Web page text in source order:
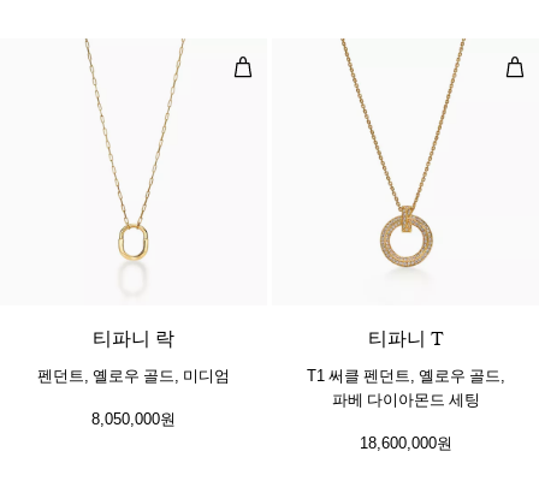
펜던트, 옐로우 골드, 미디엄
3 소재
티파니 락
펜던트, 옐로우 골드, 미디엄
8,050,000원
T1
티파니 T
T1 써클 펜던트, 옐로우 골드,
파베 다이아몬드 세팅
18,600,000원